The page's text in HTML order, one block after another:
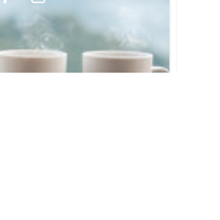
de confidentialité, en garantissant la conformité avec